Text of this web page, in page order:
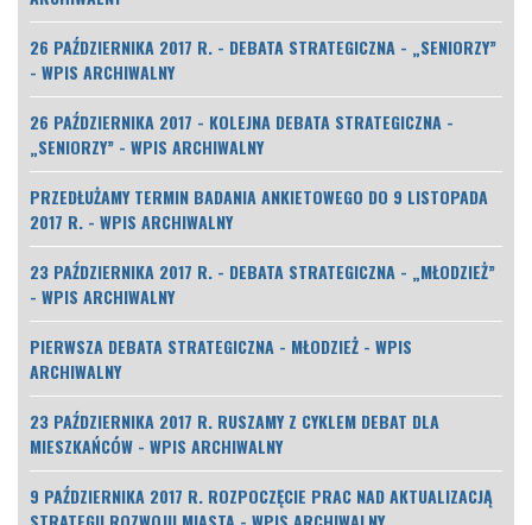
26 PAŹDZIERNIKA 2017 R. - DEBATA STRATEGICZNA - „SENIORZY”
- WPIS ARCHIWALNY
26 PAŹDZIERNIKA 2017 - KOLEJNA DEBATA STRATEGICZNA -
„SENIORZY” - WPIS ARCHIWALNY
PRZEDŁUŻAMY TERMIN BADANIA ANKIETOWEGO DO 9 LISTOPADA
2017 R. - WPIS ARCHIWALNY
23 PAŹDZIERNIKA 2017 R. - DEBATA STRATEGICZNA - „MŁODZIEŻ”
- WPIS ARCHIWALNY
PIERWSZA DEBATA STRATEGICZNA - MŁODZIEŻ - WPIS
ARCHIWALNY
23 PAŹDZIERNIKA 2017 R. RUSZAMY Z CYKLEM DEBAT DLA
MIESZKAŃCÓW - WPIS ARCHIWALNY
9 PAŹDZIERNIKA 2017 R. ROZPOCZĘCIE PRAC NAD AKTUALIZACJĄ